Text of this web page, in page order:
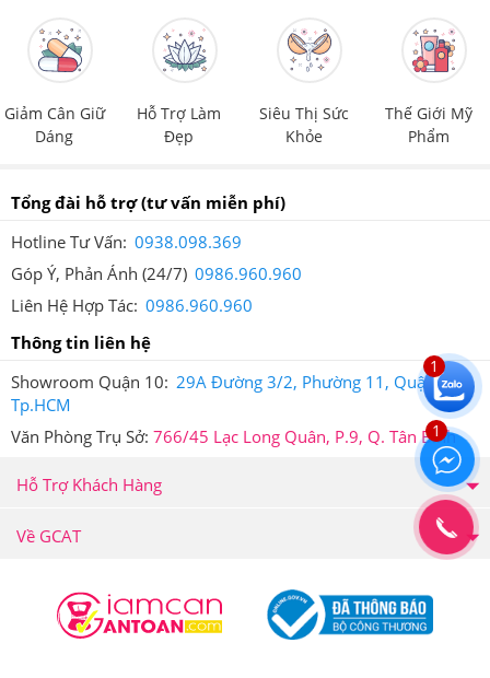
Đảm Bảo?
New Cream có giá3,790,000 VNĐ.
hỗ trợ chức năng giảm cân, chăm sóc sức khỏe cao
cấp, chính hãng, có nguồn gốc rõ ràng. Do vậy, đây
được xem là địa chỉ đáng tin cậy và là nơi mua sắm, làm
đẹp, chăm sóc sức khỏe lý tưởng của tất cả mọi người.
Bạn cũng có thể dễ dàng kiểm tra thông tin sản phẩm
bằng ứng dụng iCheck - Ứng dụng tra cứu nguồn gốc
sản phẩm được sử dụng rộng rãi bởi người tiêu dùng
Trên mỗi sản phẩm tại Hệ thống Giảm Cân An Toàn đều
được dán tem chống hàng giả điện tử SMS để đảm bảo
Giảm Cân Giữ
Dáng
Hỗ Trợ Làm
Đẹp
Siêu Thị Sức
Khỏe
Thế Giới Mỹ
Phẩm
Tổng đài hỗ trợ(tư vấn miễn phí)
Hotline Tư Vấn: 0938.098.369
Góp Ý, Phản Ánh (24/7) 0986.960.960
Liên Hệ Hợp Tác: 0986.960.960
Thông tin liên hệ
Showroom Quận 10: 29A Đường 3/2, Phường 11, Quận 10,
Tp.HCM
Văn Phòng Trụ Sở: 766/45 Lạc Long Quân, P.9, Q. Tân Bình
Hỗ Trợ Khách Hàng
Về GCAT
1
1